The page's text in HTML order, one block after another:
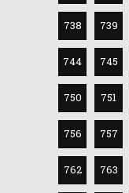
738 739
744 745
750 751
756 757
762 763